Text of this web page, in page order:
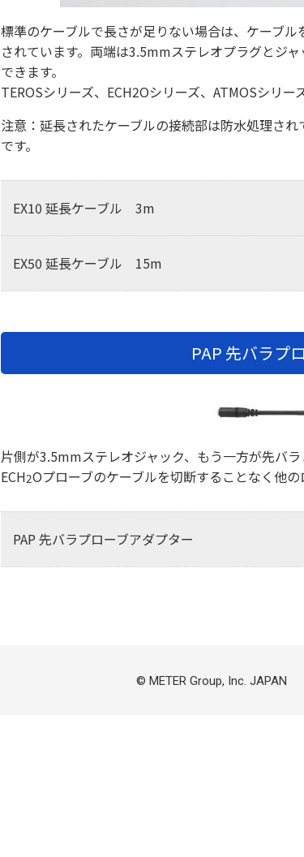
標準のケーブルで長さが足りない場合は、ケーブ
されています。両端は3.5mmステレオプラグとジ
できます。
TEROSシリーズ、ECH2Oシリーズ、ATMOSシリ
注意：延長されたケーブルの接続部は防水処理さ
です。
EX10 延長ケーブル 3m
EX50 延長ケーブル 15m
PAP 先バラプ
片側が3.5mmステレオジャック、もう一方が先バラ
ECH2Oプローブのケーブルを切断することなく他の
PAP 先バラプローブアダプター
© METER Group, Inc. JAPAN